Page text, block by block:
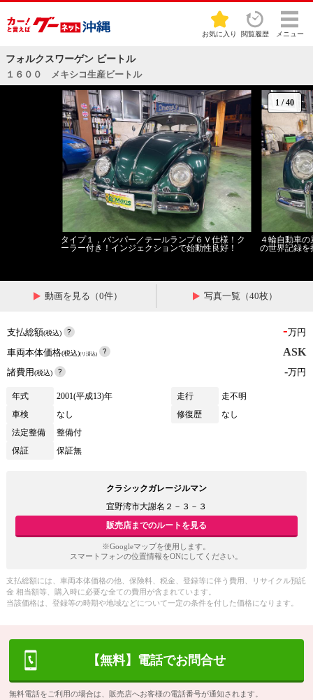
お気に入り 閲覧履歴 メニュー
フォルクスワーゲン ビートル
１６００ メキシコ生産ビートル
1 /40
タイプ１，バンパー／テールランプ６Ｖ仕様！ク
ーラー付き！インジェクションで始動性良好！
４輪自動車
の世界記録を
動画を見る（0件） 写真一覧（40枚）
支払総額(税込) -万円
車両本体価格(税込)(リ済込) ASK
諸費用(税込) -万円
年式 2001(平成13)年 走行
走不明
車検
なし 修復歴
なし
法定整備
整備付
保証
保証無
クラシックガレージルマン
宜野湾市大謝名２－３－３
販売店までのルートを見る
※Googleマップを使用します。
スマートフォンの位置情報をONにしてください。
支払総額には、車両本体価格の他、保険料、税金、登録等に伴う費用、リサイクル預託
金 相当額等、購入時に必要な全ての費用が含まれています。
当該価格は、登録等の時期や地域などについて一定の条件を付した価格になります。
【無料】電話でお問合せ
無料電話をご利用の場合は、販売店へお客様の電話番号が通知されます。